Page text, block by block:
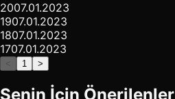
2007.01.2023
1907.01.2023
1807.01.2023
1707.01.2023
< 1 >
Senin İçin Önerilenler